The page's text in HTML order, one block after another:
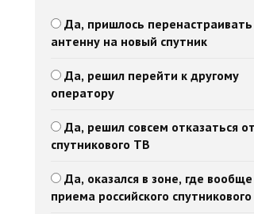
Да, пришлось перенастраивать
антенну на новый спутник
Да, решил перейти к другому
оператору
Да, решил совсем отказаться от
спутникового ТВ
Да, оказался в зоне, где
приема российского